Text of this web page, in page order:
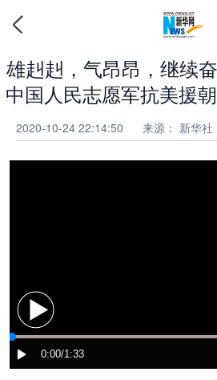
雄赳赳，气昂昂，继续
中国人民志愿军抗美援
2020-10-24 22:14:50 来源： 新华社